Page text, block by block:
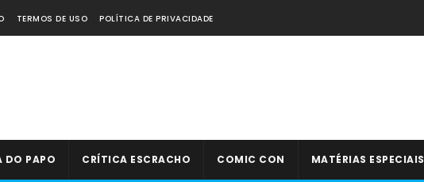
TERMOS DE USO POLÍTICA DE PRIVACIDADE
DO PAPO CRÍTICA ESCRACHO COMIC CON MATÉRIAS ESPECIAIS